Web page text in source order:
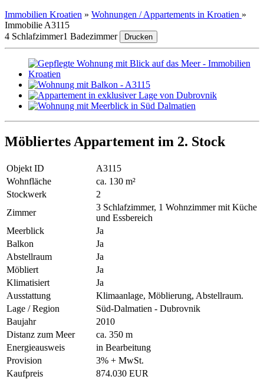
Immobilien Kroatien » Wohnungen / Appartements in Kroatien »
Immobilie A3115
4 Schlafzimmer1 Badezimmer Drucken
Möbliertes Appartement im 2. Stock
Objekt ID
A3115
Wohnfläche
ca. 130 m²
Stockwerk
2
Zimmer
3 Schlafzimmer, 1 Wohnzimmer mit Küche
und Essbereich
Meerblick
Ja
Balkon
Ja
Abstellraum
Ja
Möbliert
Ja
Klimatisiert
Ja
Ausstattung
Klimaanlage, Möblierung, Abstellraum.
Lage / Region
Süd-Dalmatien - Dubrovnik
Baujahr
2010
Distanz zum Meer
ca. 350 m
Energieausweis
in Bearbeitung
Provision
3% + MwSt.
Kaufpreis
874.030 EUR